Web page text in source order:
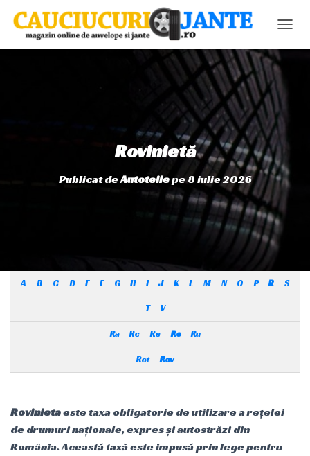
O
G
A
Rovinietă
Publicat deAutoteilepe8 iulie 2026
A B C D E F G H I J K L M N O P R S
T V
Ra Rc Re Ro Ru
Rot Rov
Rovinietaeste taxa obligatorie de utilizare a rețelei
de drumuri naționale, expres și autostrăzi din
România. Această taxă este impusă prin lege pentru